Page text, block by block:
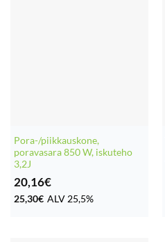
Pora-/piikkauskone,
poravasara 850 W, iskuteho
3,2J
20,16€
25,30€ ALV 25,5%